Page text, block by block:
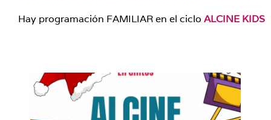
Hay programación FAMILIAR en el ciclo ALCINE KIDS